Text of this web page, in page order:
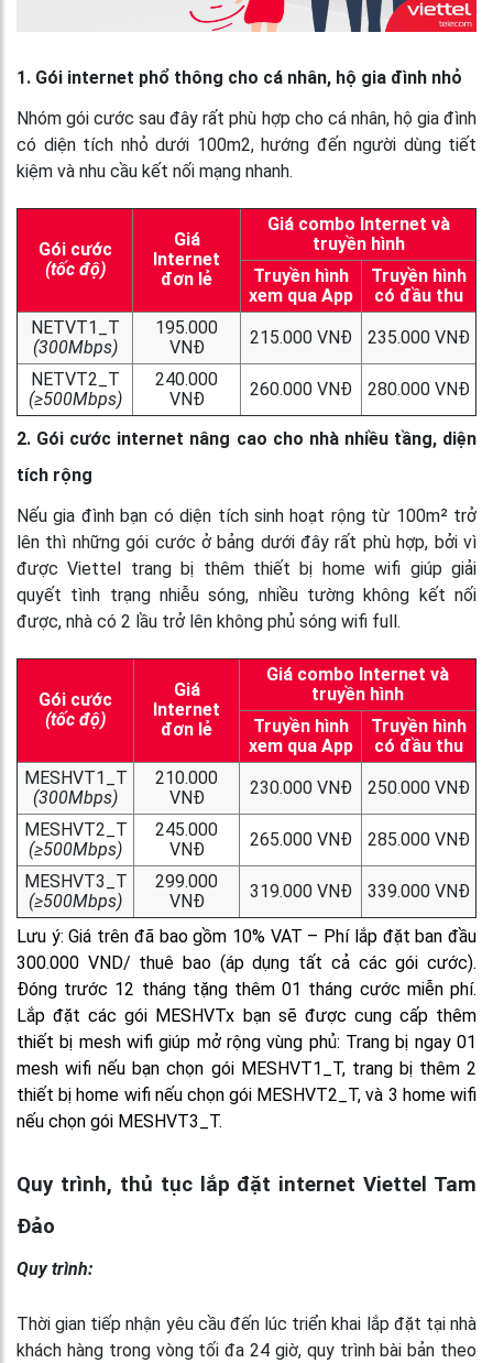
1. Gói internet phổ thông cho cá nhân, hộ gia đình nhỏ
Nhóm gói cước sau đây rất phù hợp cho cá nhân, hộ gia đình
có diện tích nhỏ dưới 100m2, hướng đến người dùng tiết
kiệm và nhu cầu kết nối mạng nhanh.
Gói cước
(tốc độ)
Giá
Internet
đơn lẻ
Giá combo Internet và
truyền hình
Truyền hình
xem qua App
Truyền hình
có đầu thu
NETVT1_T
(300Mbps)
195.000
VNĐ
215.000 VNĐ
235.000 VNĐ
NETVT2_T
(≥500Mbps)
240.000
VNĐ
260.000 VNĐ 280.000 VNĐ
2. Gói cước internet nâng cao cho nhà nhiều tầng, diện
tích rộng
Nếu gia đình bạn có diện tích sinh hoạt rộng từ 100m² trở
lên thì những gói cước ở bảng dưới đây rất phù hợp, bởi vì
được Viettel trang bị thêm thiết bị home wifi giúp giải
quyết tình trạng nhiễu sóng, nhiều tường không kết nối
được, nhà có 2 lầu trở lên không phủ sóng wifi full.
Gói cước
(tốc độ)
Giá
Internet
đơn lẻ
Giá combo Internet và
truyền hình
Truyền hình
xem qua App
Truyền hình
có đầu thu
MESHVT1_T
(300Mbps)
210.000
VNĐ
230.000 VNĐ
250.000 VNĐ
MESHVT2_T
(≥500Mbps)
245.000
VNĐ
265.000 VNĐ
285.000 VNĐ
MESHVT3_T
(≥500Mbps)
299.000
VNĐ
319.000 VNĐ 339.000 VNĐ
Lưu ý: Giá trên đã bao gồm 10% VAT – Phí lắp đặt ban đầu
300.000 VND/ thuê bao (áp dụng tất cả các gói cước).
Đóng trước 12 tháng tặng thêm 01 tháng cước miễn phí.
Lắp đặt các gói MESHVTx bạn sẽ được cung cấp thêm
thiết bị mesh wifi giúp mở rộng vùng phủ: Trang bị ngay 01
mesh wifi nếu bạn chọn gói MESHVT1_T, trang bị thêm 2
thiết bị home wifi nếu chọn gói MESHVT2_T, và 3 home wifi
nếu chọn gói MESHVT3_T.
Quy trình, thủ tục lắp đặt internet Viettel Tam
Đảo
Quy trình:
Thời gian tiếp nhận yêu cầu đến lúc triển khai lắp đặt tại nhà
khách hàng trong vòng tối đa 24 giờ, quy trình bài bản theo